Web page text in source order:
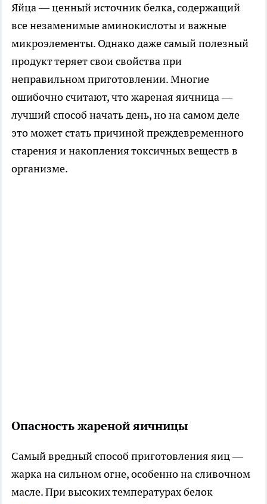
Яйца — ценный источник белка, содержащий
все незаменимые аминокислоты и важные
микроэлементы. Однако даже самый полезный
продукт теряет свои свойства при
неправильном приготовлении. Многие
ошибочно считают, что жареная яичница —
лучший способ начать день, но на самом деле
это может стать причиной преждевременного
старения и накопления токсичных веществ в
организме.
Опасность жареной яичницы
Самый вредный способ приготовления яиц —
жарка на сильном огне, особенно на сливочном
масле. При высоких температурах белок